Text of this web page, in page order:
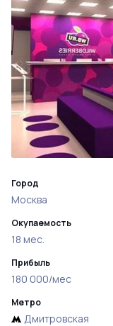
Город
Москва
Окупаемость
18 мес.
Прибыль
180 000/мес
Метро
Дмитровская